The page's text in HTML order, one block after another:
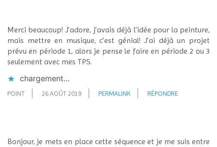
Merci beaucoup! J’adore, j’avais déjà l’idée pour la peinture,
mais mettre en musique, c’est génial! J’ai déjà un projet
prévu en période 1, alors je pense le faire en période 2 ou 3
seulement avec mes TPS.
chargement…
POINT 26 AOÛT 2019 PERMALINK RÉPONDRE
Bonjour, je mets en place cette séquence et je me suis entre